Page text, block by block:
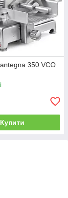
350 VCO
Купити